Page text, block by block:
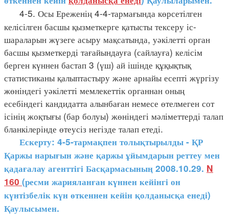
4-5. Осы Ереженің 4-4-тармағында көрсетілген
келісілген басшы қызметкерге қатысты тексеру іс-
шараларын жүзеге асыру мақсатында, уәкілетті орган
басшы қызметкерді тағайындауға (сайлауға) келісім
берген күннен бастап 3 (үш) ай ішінде құқықтық
статистиканы қалыптастыру және арнайы есепті жүргізу
жөніндегі уәкілетті мемлекеттік органнан оның
есебіндегі кандидатта алынбаған немесе өтелмеген сот
ісінің жоқтығы (бар болуы) жөніндегі мәліметтерді талап
бланкілерінде өтеусіз негізде талап етеді.
Ескерту: 4-5-тармақпен толықтырылды - ҚР
Қаржы нарығын және қаржы ұйымдарын реттеу мен
қадағалау агенттігі Басқармасының 2008.10.29. N
160 (ресми жарияланған күннен кейінгі он
күнтізбелік күн өткеннен кейін қолданысқа енеді)
Қаулысымен.